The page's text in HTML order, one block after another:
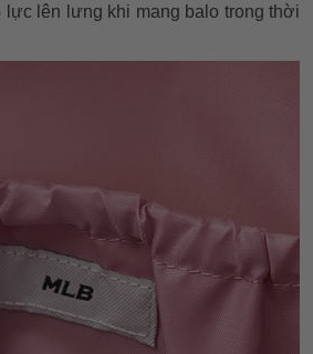
lực lên lưng khi mang balo trong thời